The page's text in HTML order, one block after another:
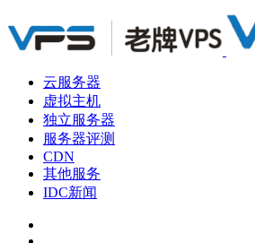
云服务器
虚拟主机
独立服务器
服务器评测
CDN
其他服务
IDC新闻